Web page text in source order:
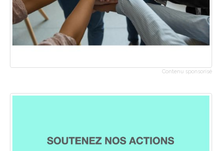
Contenu sponsorisé